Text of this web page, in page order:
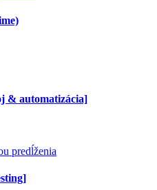
& automatizácia]
predĺženia